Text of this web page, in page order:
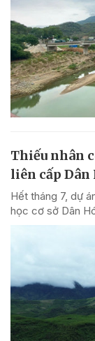
Thiếu nhân
liên cấp Dân
Hết tháng 7, dự
học cơ sở Dân